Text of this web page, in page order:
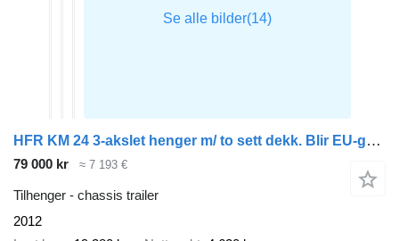
HFR KM 24 3-akslet henger m/ to sett dekk. Blir EU-godkjent før salg
79 000 kr ≈ 7 193 €
Tilhenger - chassis trailer
2012